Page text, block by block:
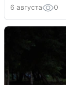
6 августа 0